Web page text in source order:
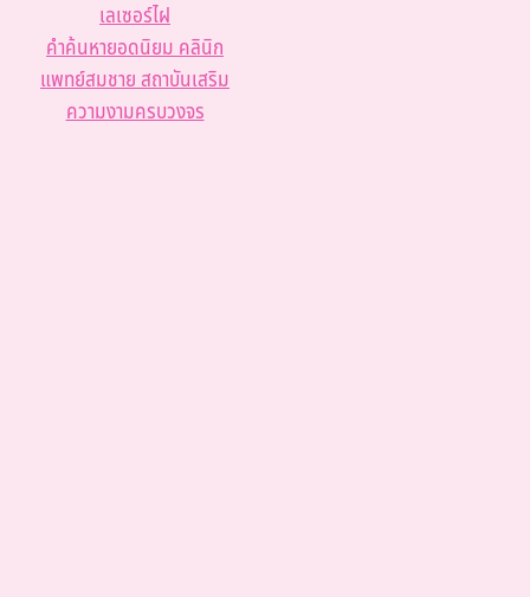
เลเซอร์ไฝ
คำค้นหายอดนิยม คลินิก
แพทย์สมชาย สถาบันเสริม
ความงามครบวงจร